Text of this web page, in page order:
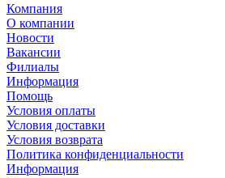
Компания
О компании
Новости
Вакансии
Филиалы
Информация
Помощь
Условия оплаты
Условия доставки
Условия возврата
Политика конфиденциальности
Информация